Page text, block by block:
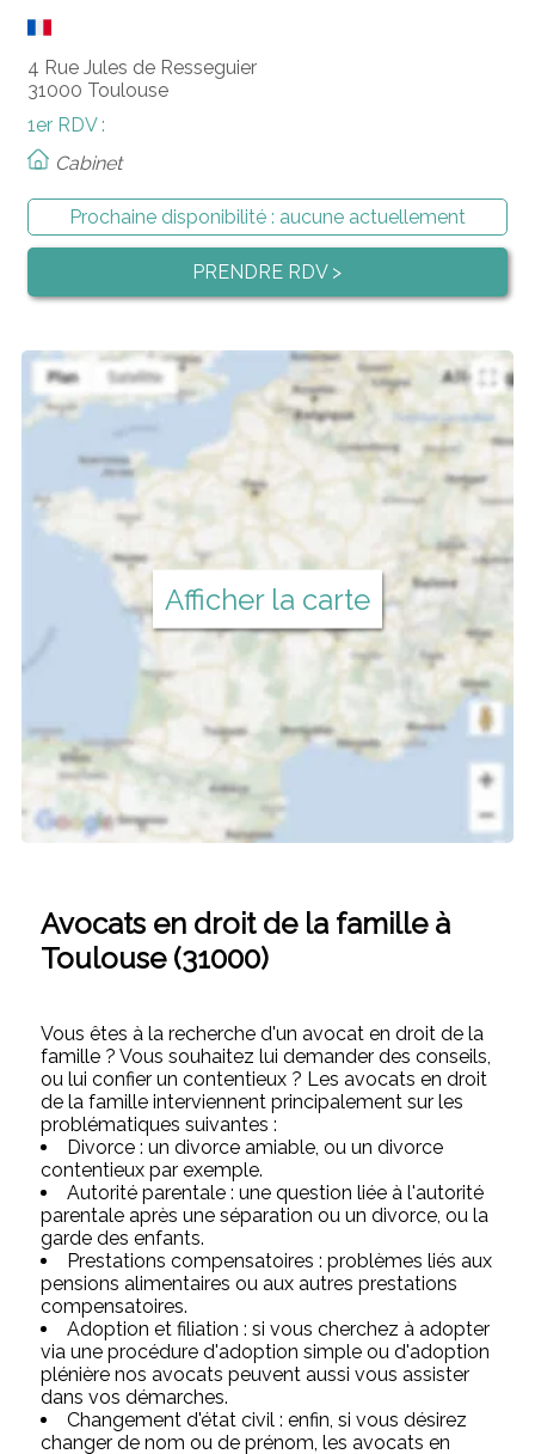
4 Rue Jules de Resseguier
31000 Toulouse
1er RDV :
Cabinet
Prochaine disponibilité : aucune actuellement
PRENDRE RDV >
Afficher la carte
Avocats en droit de la famille à
Toulouse (31000)
Vous êtes à la recherche d'un avocat en droit de la
famille ? Vous souhaitez lui demander des conseils,
ou lui confier un contentieux ? Les avocats en droit
de la famille interviennent principalement sur les
problématiques suivantes :
Divorce : un divorce amiable, ou un divorce
contentieux par exemple.
Autorité parentale : une question liée à l'autorité
parentale après une séparation ou un divorce, ou la
garde des enfants.
Prestations compensatoires : problèmes liés aux
pensions alimentaires ou aux autres prestations
compensatoires.
Adoption et filiation : si vous cherchez à adopter
via une procédure d'adoption simple ou d'adoption
plénière nos avocats peuvent aussi vous assister
dans vos démarches.
Changement d'état civil : enfin, si vous désirez
changer de nom ou de prénom, les avocats en